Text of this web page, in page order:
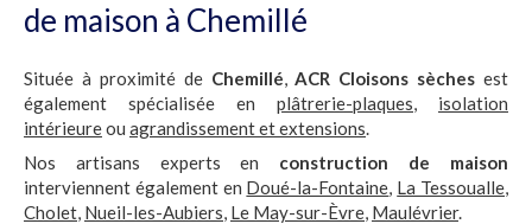
de maison à Chemillé
Située à proximité de Chemillé,ACR Cloisons sèches est
également spécialisée en plâtrerie-plaques, isolation
intérieureou agrandissement et extensions.
Nos artisans experts en construction de maison
interviennent également en Doué-la-Fontaine, La Tessoualle,
Cholet, Nueil-les-Aubiers, Le May-sur-Èvre, Maulévrier.